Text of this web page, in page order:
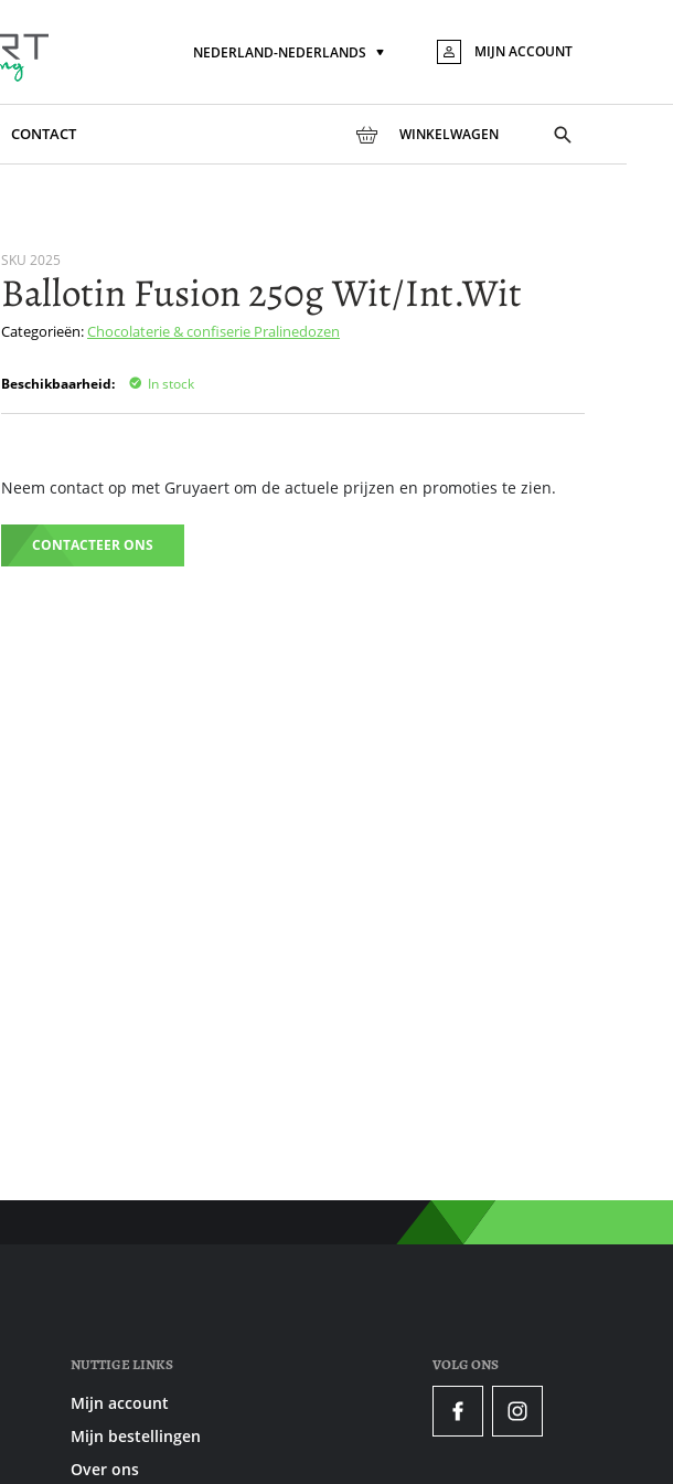
de
Taal
NEDERLAND-NEDERLANDS MIJN ACCOUNT
CONTACT WINKELWAGEN
Toggle
search
SKU2025
Ballotin Fusion 250g Wit/Int.Wit
Categorieën:Chocolaterie & confiserie Pralinedozen
Beschikbaarheid: In stock
Neem contact op met Gruyaert om de actuele prijzen en promoties te zien.
CONTACTEER ONS
NUTTIGE LINKS
Mijn account
Mijn bestellingen
Over ons
VOLG ONS
FacebookInstagram